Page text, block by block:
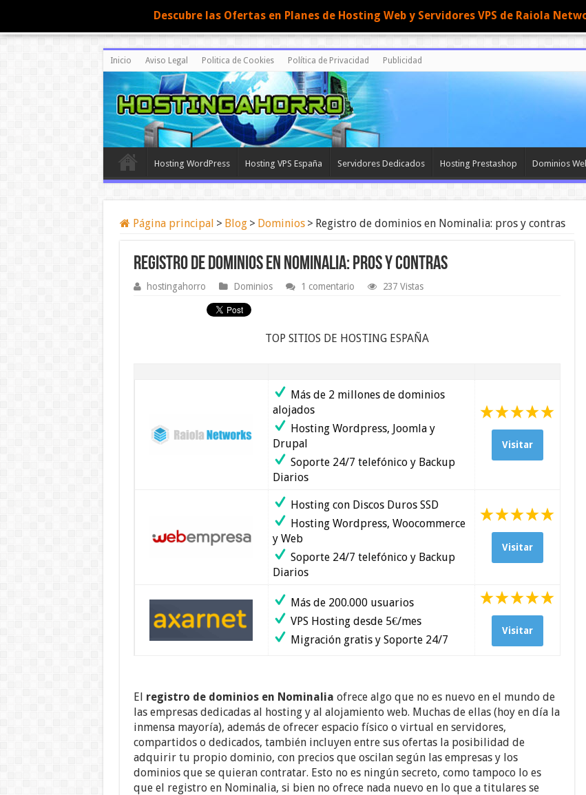
Inicio Aviso Legal Politica de Cookies Política de Privacidad Publicidad
Hosting WordPress Hosting VPS España Servidores Dedicados Hosting Prestashop Dominios
Página principal > Blog > Dominios > Registro de dominios en Nominalia: pros y contras
Registro de dominios en Nominalia: pros y contras
hostingahorro Dominios 1 comentario 237 Vistas
TOP SITIOS DE HOSTING ESPAÑA
Más de 2 millones de dominios
alojados
Hosting Wordpress, Joomla y
Drupal
Soporte 24/7 telefónico y Backup
Diarios
Visitar
Hosting con Discos Duros SSD
Hosting Wordpress, Woocommerce
y Web
Soporte 24/7 telefónico y Backup
Diarios
Visitar
Más de 200.000 usuarios
VPS Hosting desde 5€/mes
Migración gratis y Soporte 24/7
Visitar
El registro de dominios en Nominalia ofrece algo que no es nuevo en el mundo de
las empresas dedicadas al hosting y al alojamiento web. Muchas de ellas (hoy en día la
inmensa mayoría), además de ofrecer espacio físico o virtual en servidores,
compartidos o dedicados, también incluyen entre sus ofertas la posibilidad de
adquirir tu propio dominio, con precios que oscilan según las empresas y los
dominios que se quieran contratar. Esto no es ningún secreto, como tampoco lo es
que el registro en Nominalia, si bien no ofrece nada nuevo en lo que a titulares se
Descubre las Ofertas en Planes de Hosting Web y Servidores VPS de Raiola